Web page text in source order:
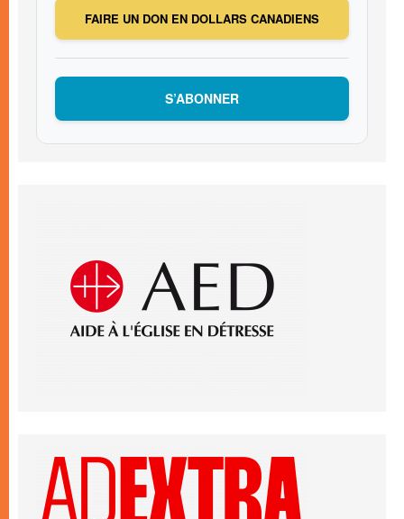
FAIRE UN DON EN DOLLARS CANADIENS
S’ABONNER